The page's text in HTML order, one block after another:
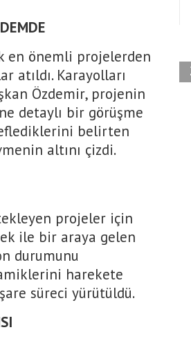
en önemli projelerden
atıldı. Karayolları
Özdemir, projenin
detaylı bir görüşme
belirten
altını çizdi.
projeler için
ile bir araya gelen
durumunu
harekete
süreci yürütüldü.